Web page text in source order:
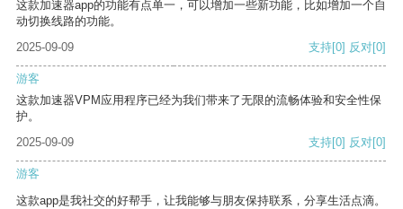
这款加速器app的功能有点单一，可以增加一些新功能，比如增加一个自
动切换线路的功能。
2025-09-09
支持[0] 反对[0]
游客
这款加速器VPM应用程序已经为我们带来了无限的流畅体验和安全性保
护。
2025-09-09
支持[0] 反对[0]
游客
这款app是我社交的好帮手，让我能够与朋友保持联系，分享生活点滴。